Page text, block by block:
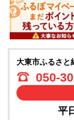
大東市ふるさと
050-
平